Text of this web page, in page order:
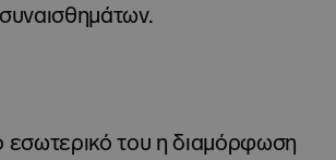
εσωτερικό του η διαμόρφωση